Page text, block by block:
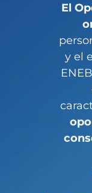
El
y el